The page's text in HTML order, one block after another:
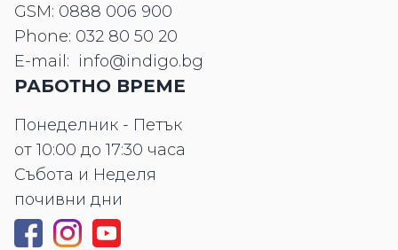
GSM: 0888 006 900
Phone: 032 80 50 20
E-mail: info@indigo.bg
РАБОТНО ВРЕМЕ
Понеделник - Петък
от 10:00 до 17:30 часа
Събота и Неделя
почивни дни